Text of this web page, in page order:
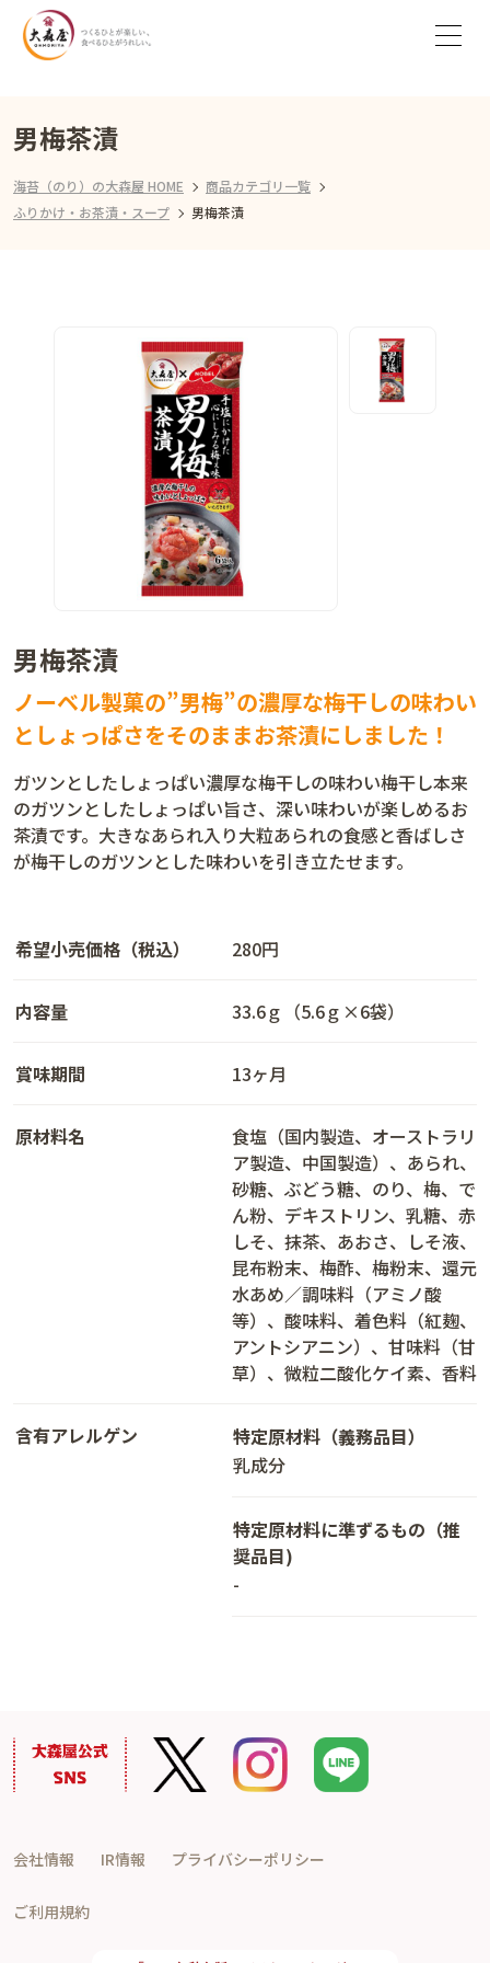
男梅茶漬
海苔（のり）の大森屋 HOME
商品カテゴリ一覧
ふりかけ・お茶漬・スープ
男梅茶漬
男梅茶漬
ノーベル製菓の”男梅”の濃厚な梅干しの味わい
としょっぱさをそのままお茶漬にしました！
ガツンとしたしょっぱい濃厚な梅干しの味わい梅干し本来
のガツンとしたしょっぱい旨さ、深い味わいが楽しめるお
茶漬です。大きなあられ入り大粒あられの食感と香ばしさ
が梅干しのガツンとした味わいを引き立たせます。
希望小売価格（税込） 280円
内容量 33.6ｇ（5.6ｇ×6袋）
賞味期間 13ヶ月
原材料名
食塩（国内製造、オーストラリ
ア製造、中国製造）、あられ、
砂糖、ぶどう糖、のり、梅、で
ん粉、デキストリン、乳糖、赤
しそ、抹茶、あおさ、しそ液、
昆布粉末、梅酢、梅粉末、還元
水あめ／調味料（アミノ酸
等）、酸味料、着色料（紅麹、
アントシアニン）、甘味料（甘
草）、微粒二酸化ケイ素、香料
含有アレルゲン
特定原材料（義務品目）
乳成分
特定原材料に準ずるもの（推
奨品目)
-
会社情報 IR情報 プライバシーポリシー
ご利用規約